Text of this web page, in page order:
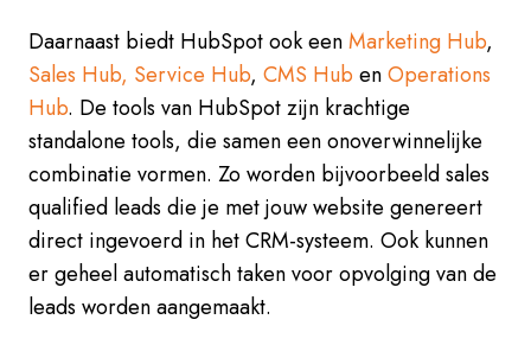
Daarnaast biedt HubSpot ook eenMarketing Hub,
Sales Hub, Service Hub, CMS Hub enOperations
Hub. De tools van HubSpot zijn krachtige
standalone tools, die samen een onoverwinnelijke
combinatie vormen. Zo worden bijvoorbeeld sales
qualified leads die je met jouw website genereert
direct ingevoerd in het CRM-systeem. Ook kunnen
er geheel automatisch taken voor opvolging van de
leads worden aangemaakt.